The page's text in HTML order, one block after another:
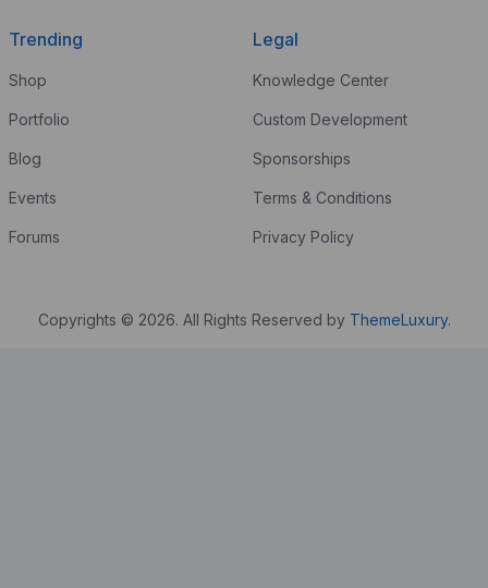
Trending
Shop
Portfolio
Blog
Events
Forums
Legal
Knowledge Center
Custom Development
Sponsorships
Terms & Conditions
Privacy Policy
Copyrights © 2026. All Rights Reserved by ThemeLuxury.